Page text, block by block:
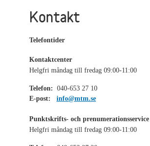
Kontakt
Telefontider
Kontaktcenter
Helgfri måndag till fredag 09:00-11:00
Telefon: 040-653 27 10
E-post:
info@mtm.se
Punktskrifts- och prenumerationsservice
Helgfri måndag till fredag 09:00-11:00